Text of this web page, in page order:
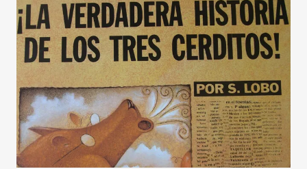
Fondo claro
Subrayar enlaces
Fuente legible
Restablecer